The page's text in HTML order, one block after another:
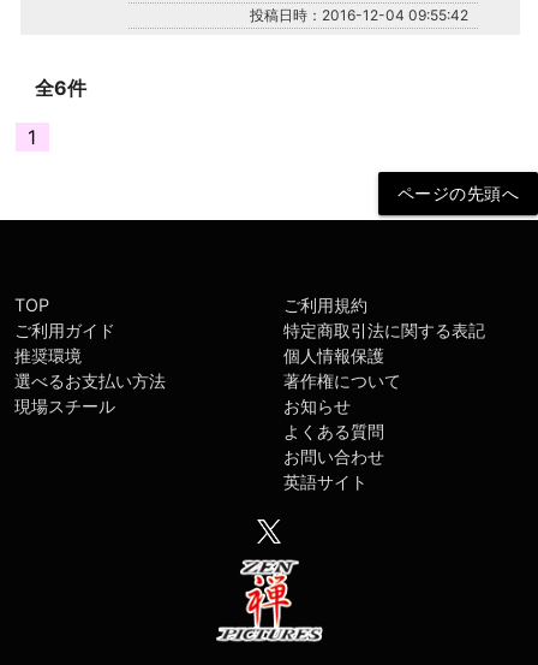
投稿日時：2016-12-04 09:55:42
全6件
1
TOP
ご利用ガイド
推奨環境
選べるお支払い方法
現場スチール
ご利用規約
特定商取引法に関する表記
個人情報保護
著作権について
お知らせ
よくある質問
お問い合わせ
英語サイト